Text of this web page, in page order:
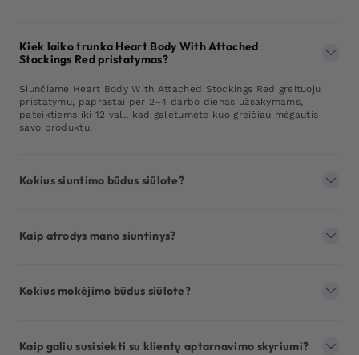
Kiek laiko trunka Heart Body With Attached
Stockings Red pristatymas?
Siunčiame Heart Body With Attached Stockings Red greituoju
pristatymu, paprastai per 2–4 darbo dienas užsakymams,
pateiktiems iki 12 val., kad galėtumėte kuo greičiau mėgautis
savo produktu.
Kokius siuntimo būdus siūlote?
Kaip atrodys mano siuntinys?
Kokius mokėjimo būdus siūlote?
Kaip galiu susisiekti su klientų aptarnavimo skyriumi?